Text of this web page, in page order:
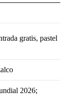
gratis, pastel
2026;